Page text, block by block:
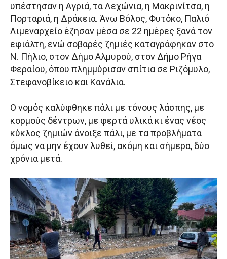
υπέστησαν η Αγριά, τα Λεχώνια, η Μακρινίτσα, η
Πορταριά, η Δράκεια. Άνω Βόλος, Φυτόκο, Παλιό
Λιμεναρχείο έζησαν μέσα σε 22 ημέρες ξανά τον
εφιάλτη, ενώ σοβαρές ζημιές καταγράφηκαν στο
Ν. Πήλιο, στον Δήμο Αλμυρού, στον Δήμο Ρήγα
Φεραίου, όπου πλημμύρισαν σπίτια σε Ριζόμυλο,
Στεφανοβίκειο και Κανάλια.
Ο νομός καλύφθηκε πάλι με τόνους λάσπης, με
κορμούς δέντρων, με φερτά υλικά κι ένας νέος
κύκλος ζημιών άνοιξε πάλι, με τα προβλήματα
όμως να μην έχουν λυθεί, ακόμη και σήμερα, δύο
χρόνια μετά.